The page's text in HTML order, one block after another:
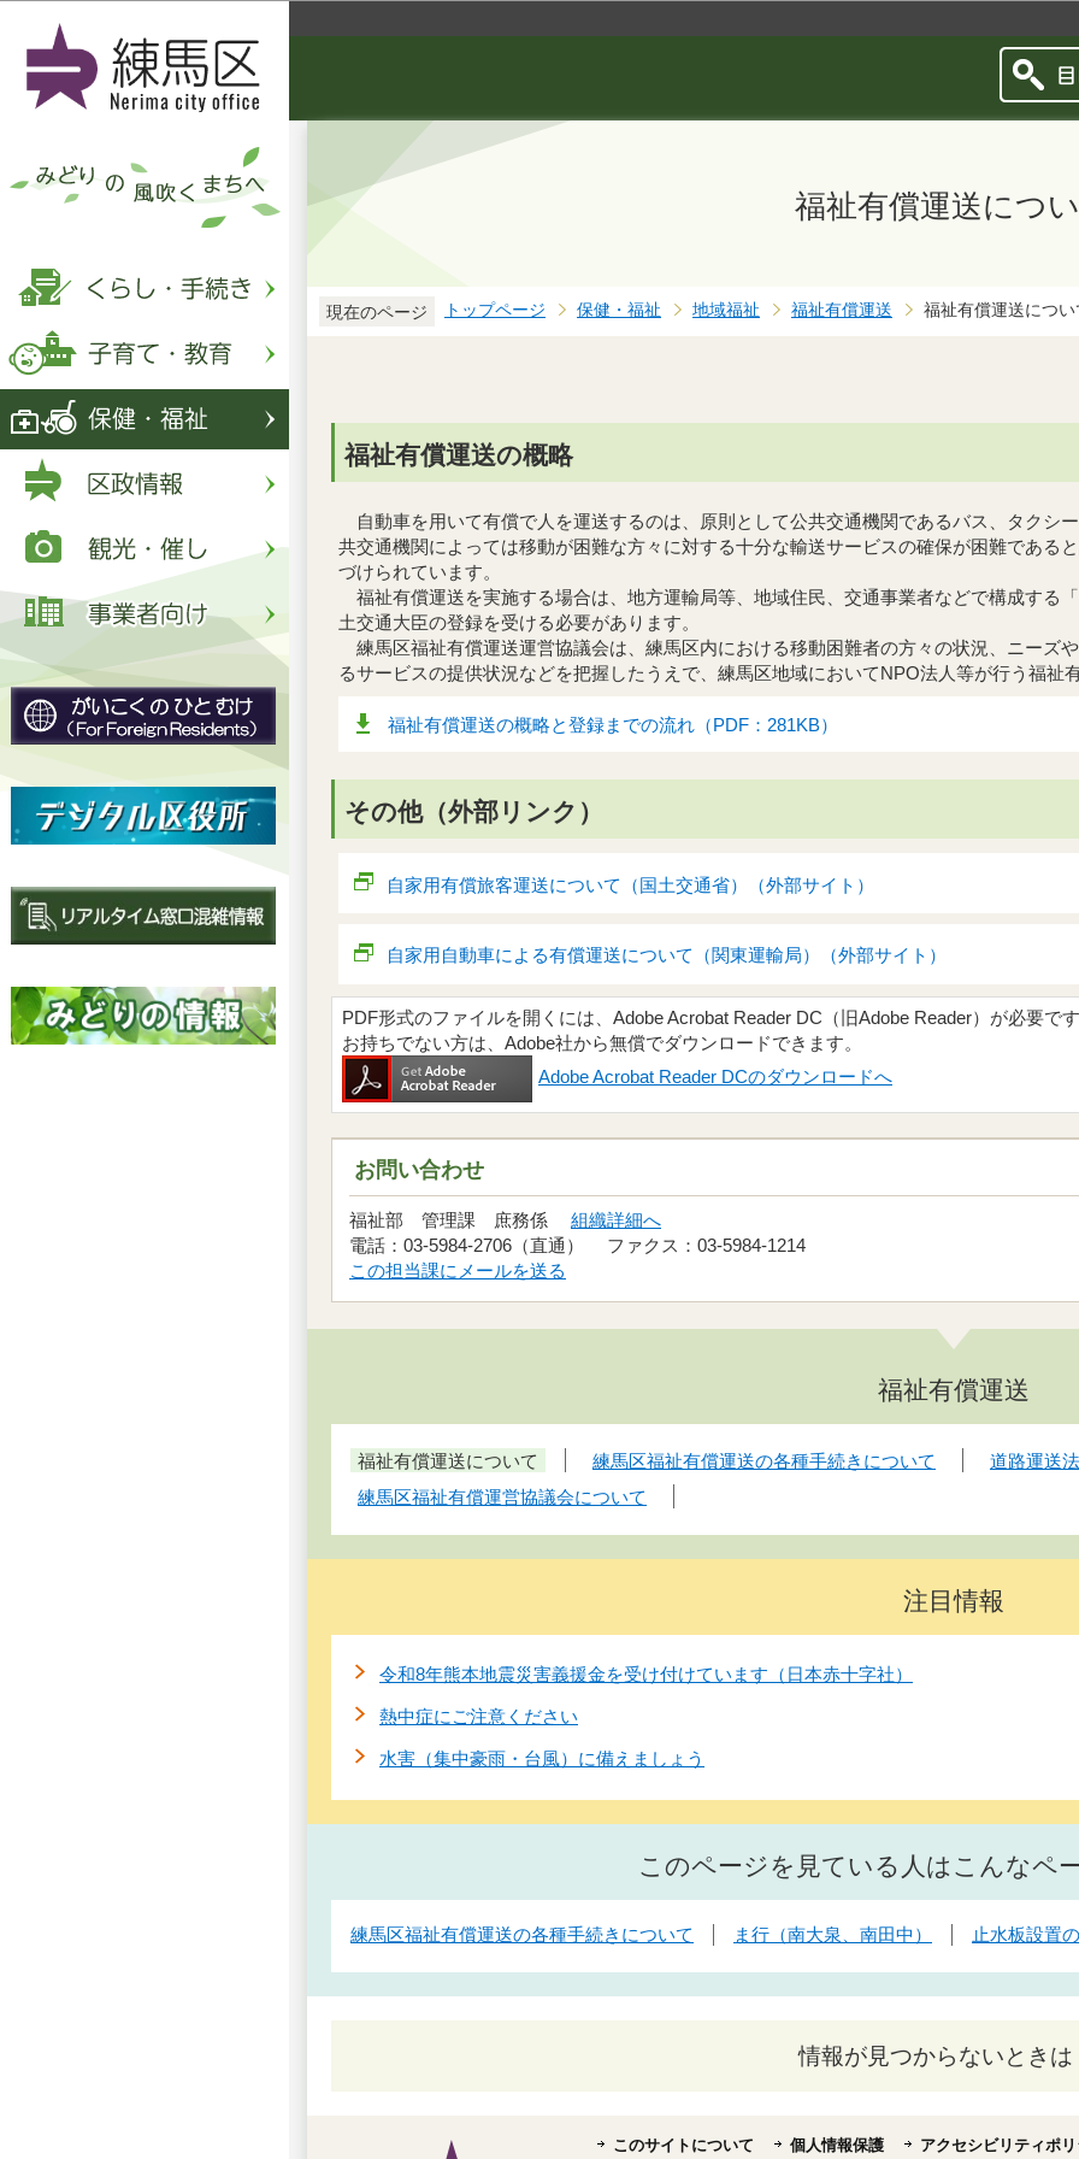
福祉有償運送につ
現在のページ トップページ 保健・福祉 地域福祉 福祉有償運送 福祉有償運送につい
福祉有償運送の概略
自動車を用いて有償で人を運送するのは、原則として公共交通機関であるバス、タクシ
共交通機関によっては移動が困難な方々に対する十分な輸送サービスの確保が困難である
づけられています。
福祉有償運送を実施する場合は、地方運輸局等、地域住民、交通事業者などで構成する
土交通大臣の登録を受ける必要があります。
練馬区福祉有償運送運営協議会は、練馬区内における移動困難者の方々の状況、ニーズ
るサービスの提供状況などを把握したうえで、練馬区地域においてNPO法人等が行う福祉
福祉有償運送の概略と登録までの流れ（PDF：281KB）
その他（外部リンク）
自家用有償旅客運送について（国土交通省）（外部サイト）
自家用自動車による有償運送について（関東運輸局）（外部サイト）
PDF形式のファイルを開くには、Adobe Acrobat Reader DC（旧Adobe Reader）が必要です
お持ちでない方は、Adobe社から無償でダウンロードできます。
Adobe Acrobat Reader DCのダウンロードへ
お問い合わせ
福祉部 管理課 庶務係 組織詳細へ
電話：03-5984-2706（直通） ファクス：03-5984-1214
この担当課にメールを送る
福祉有償運送
福祉有償運送について 練馬区福祉有償運送の各種手続きについて
道路運送
練馬区福祉有償運営協議会について
注目情報
令和8年熊本地震災害義援金を受け付けています（日本赤十字社）
熱中症にご注意ください
水害（集中豪雨・台風）に備えましょう
このページを見ている人はこんなペ
練馬区福祉有償運送の各種手続きについて ま行（南大泉、南田中） 止水板設置
情報が見つからないときは
このサイトについて 個人情報保護 アクセシビリティポ